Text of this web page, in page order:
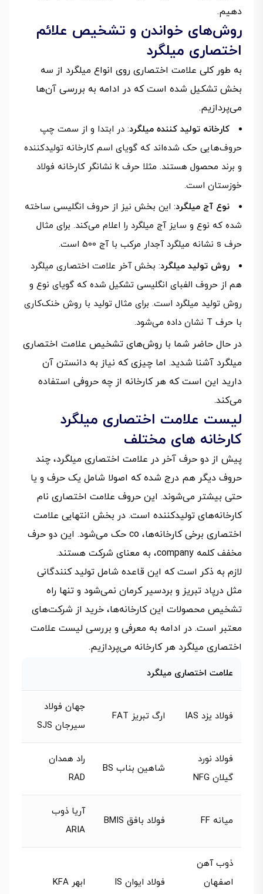
دهیم.
روش‌های خواندن و تشخیص علائم
اختصاری میلگرد‌
به طور کلی علامت اختصاری روی انواع میلگرد از سه
بخش تشکیل شده است که در ادامه به بررسی آن‌ها
می‌پردازیم.
کارخانه تولید کننده میلگرد: در ابتدا و از سمت چپ
حروف‌هایی حک شده‌اند که گویای اسم کارخانه تولیدکننده
و برند محصول هستند. مثلا حرف k نشانگر کارخانه فولاد
خوزستان است.
نوع آج میلگرد: این بخش نیز از حروف انگلیسی ساخته
شده که نوع و سایز آج میلگرد را اعلام می‌کند. برای مثال
حرف s نشانه میلگرد آجدار مرکب با آج 500 است.
روش تولید میلگرد: بخش آخر علامت اختصاری میلگرد
هم از حروف الفبای انگلیسی تشکیل شده که گویای نوع و
روش تولید میلگرد است. برای مثال تولید با روش خنک‌کاری
با حرف T نشان داده می‌شود.
در حال حاضر شما با روش‌های تشخیص علامت اختصاری
میلگرد آشنا شدید. اما چیزی که نیاز به دانستن آن
دارید این است که هر کارخانه از چه حروفی استفاده
می‌کند.
لیست علامت اختصاری میلگرد
کارخانه‌ های مختلف
پیش از دو حرف آخر در علامت اختصاری میلگرد، چند
حروف دیگر هم درج شده که اصولا شامل یک حرف و یا
حتی بیشتر می‌شوند. این حروف‌ علامت اختصاری نام
کارخانه‌های تولیدکننده است. در بخش انتهایی علامت
اختصاری برخی کارخانه‌ها، co حک می‌شود. این دو حرف
مخفف کلمه company، به معنای شرکت هستند.
لازم به ذکر است که این قاعده شامل تولید کنندگانی
مثل درپاد تبریز و بردسیر کرمان نمی‌شود و تنها راه
تشخیص محصولات این کارخانه‌ها، خرید از شرکت‌های
معتبر است. در ادامه به معرفی و بررسی لیست علامت
اختصاری میلگرد هر کارخانه می‌پردازیم.
علامت اختصاری میلگرد
فولاد یزد IAS ارگ تبریز FAT
جهان فولاد
سیرجان SJS
فولاد نورد
گیلان NFG
شاهین بناب BS
راد همدان
RAD
میانه FF فولاد بافق BMIS
آریا ذوب
ARIA
ذوب آهن
اصفهان
فولاد ایوان IS ابهر KFA